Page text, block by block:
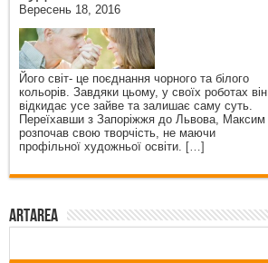
Вересень 18, 2016
Його світ- це поєднання чорного та білого
кольорів. Завдяки цьому, у своїх роботах він
відкидає усе зайве та залишає саму суть.
Переїхавши з Запоріжжя до Львова, Максим
розпочав свою творчість, не маючи
профільної художньої освіти. […]
ArtArea